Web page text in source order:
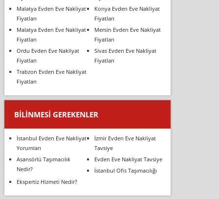
Malatya Evden Eve Nakliyat
Fiyatları
Konya Evden Eve Nakliyat
Fiyatları
Malatya Evden Eve Nakliyat
Fiyatları
Mersin Evden Eve Nakliyat
Fiyatları
Ordu Evden Eve Nakliyat
Fiyatları
Sivas Evden Eve Nakliyat
Fiyatları
Trabzon Evden Eve Nakliyat
Fiyatları
BILINMESI GEREKENLER
İstanbul Evden Eve Nakliyat
Yorumları
İzmir Evden Eve Nakliyat
Tavsiye
Asansörlü Taşımacılık
Nedir?
Evden Eve Nakliyat Tavsiye
İstanbul Ofis Taşımacılığı
Ekspertiz Hizmeti Nedir?